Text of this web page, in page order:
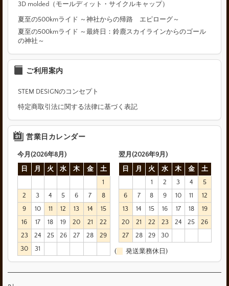
3D molded（モールディット・サイクルキャップ）
夏至の500kmライド ～神社からの帰路 エピローグ～
夏至の500kmライド ～最終日：鈴鹿スカイラインからのゴール
の神社～
ご利用案内
STEM DESIGNのコンセプト
特定商取引法に関する法律に基づく表記
営業日カレンダー
今月(2026年8月)
日
月 火 水 木 金
土
1
2
3 4 5 6 7
8
9
10 11 12 13 14
15
16
17 18 19 20 21
22
23
24 25 26 27 28
29
30
31
翌月(2026年9月)
日
月 火 水 木 金
土
1
2 3 4
5
6
7 8 9 10 11
12
13
14 15 16 17 18
19
20
21 22 23 24 25
26
27
28 29 30
( 発送業務休日)